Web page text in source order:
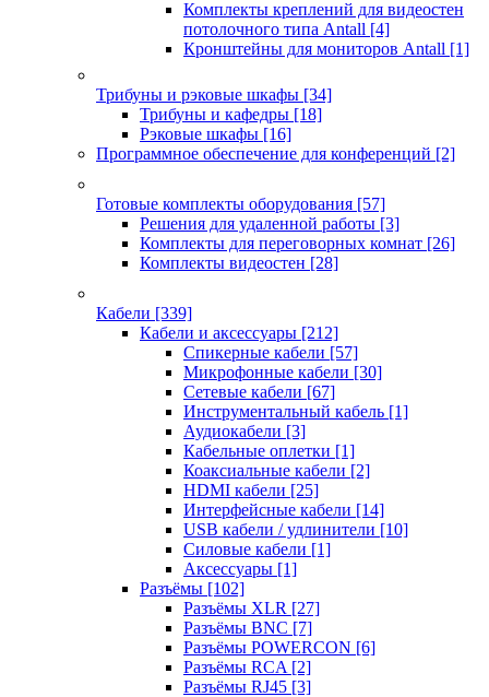
Комплекты креплений для видеостен
потолочного типа Antall [4]
Кронштейны для мониторов Antall [1]
Трибуны и рэковые шкафы [34]
Трибуны и кафедры [18]
Рэковые шкафы [16]
Программное обеспечение для конференций [2]
Готовые комплекты оборудования [57]
Решения для удаленной работы [3]
Комплекты для переговорных комнат [26]
Комплекты видеостен [28]
Кабели [339]
Кабели и аксессуары [212]
Спикерные кабели [57]
Микрофонные кабели [30]
Сетевые кабели [67]
Инструментальный кабель [1]
Аудиокабели [3]
Кабельные оплетки [1]
Коаксиальные кабели [2]
HDMI кабели [25]
Интерфейсные кабели [14]
USB кабели / удлинители [10]
Силовые кабели [1]
Аксессуары [1]
Разъёмы [102]
Разъёмы XLR [27]
Разъёмы BNC [7]
Разъёмы POWERCON [6]
Разъёмы RCA [2]
Разъёмы RJ45 [3]